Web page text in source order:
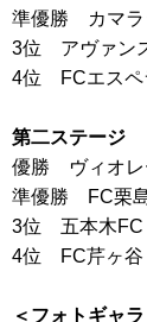
準優勝 カマラ
3位 アヴァン
4位 FCエスペ
第二ステージ
優勝 ヴィオレ
準優勝 FC栗
3位 五本木FC
4位 FC芹ヶ
＜フォトギャ